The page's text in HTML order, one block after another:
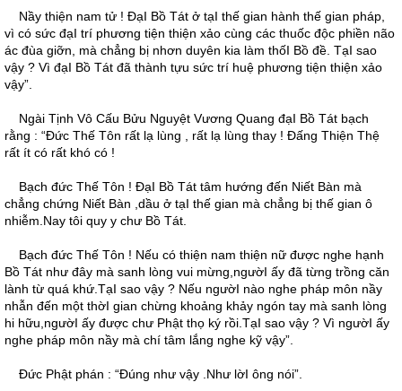
Nầy thiện nam tử ! ÐạI Bồ Tát ở tạI thế gian hành thế gian pháp,
vì có sức đạI trí phương tiện thiện xảo cùng các thuốc độc phiền não
ác đùa giỡn, mà chẳng bị nhơn duyên kia làm thốI Bồ đề. TạI sao
vậy ? Vì đạI Bồ Tát đã thành tựu sức trí huệ phương tiện thiện xảo
vậy”.
Ngài Tịnh Vô Cấu Bửu Nguyệt Vương Quang đạI Bồ Tát bạch
rằng : “Ðức Thế Tôn rất lạ lùng , rất lạ lùng thay ! Ðấng Thiện Thệ
rất ít có rất khó có !
Bạch đức Thế Tôn ! ÐạI Bồ Tát tâm hướng đến Niết Bàn mà
chẳng chứng Niết Bàn ,dầu ở tạI thế gian mà chẳng bị thế gian ô
nhiễm.Nay tôi quy y chư Bồ Tát.
Bạch đức Thế Tôn ! Nếu có thiện nam thiện nữ được nghe hạnh
Bồ Tát như đây mà sanh lòng vui mừng,ngườI ấy đã từng trồng căn
lành từ quá khứ.TạI sao vậy ? Nếu ngườI nào nghe pháp môn nầy
nhẫn đến một thờI gian chừng khoảng khảy ngón tay mà sanh lòng
hi hữu,ngườI ấy được chư Phật thọ ký rồi.TạI sao vậy ? Vì ngườI ấy
nghe pháp môn nầy mà chí tâm lắng nghe kỹ vậy”.
Ðức Phật phán : “Ðúng như vậy .Như lờI ông nói”.